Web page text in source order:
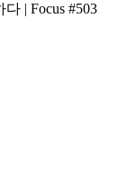
| Focus #503